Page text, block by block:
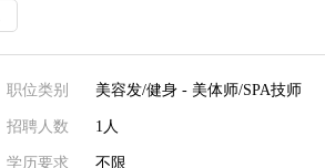
职位类别 美容发/健身 - 美体师/SPA技师
招聘人数 1人
学历要求 不限